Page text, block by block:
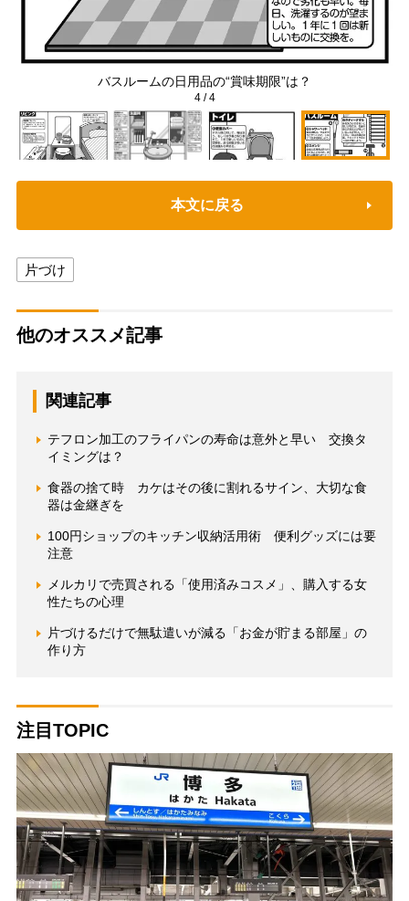
バスルームの日用品の“賞味期限”は？
4/4
本文に戻る
片づけ
他のオススメ記事
関連記事
テフロン加工のフライパンの寿命は意外と早い 交換タ
イミングは？
食器の捨て時 カケはその後に割れるサイン、大切な食
器は金継ぎを
100円ショップのキッチン収納活用術 便利グッズには要
注意
メルカリで売買される「使用済みコスメ」、購入する女
性たちの心理
片づけるだけで無駄遣いが減る「お金が貯まる部屋」の
作り方
注目TOPIC